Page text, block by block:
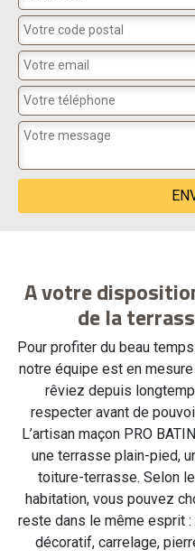
A votre
de la
Pour profiter du beau
notre équipe est en
rêviez depuis
respecter avant de
L’artisan maçon PRO
une terrasse plain-pied,
toiture-terrasse. Selon
habitation, vous pouvez
reste dans le même esprit
décoratif, carrelage,